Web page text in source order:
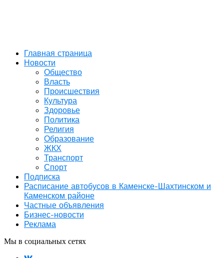
Главная страница
Новости
Общество
Власть
Происшествия
Культура
Здоровье
Политика
Религия
Образование
ЖКХ
Транспорт
Спорт
Подписка
Расписание автобусов в Каменске-Шахтинском и
Каменском районе
Частные объявления
Бизнес-новости
Реклама
Мы в социальных сетях